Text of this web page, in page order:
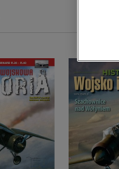
lifestyle, kultura